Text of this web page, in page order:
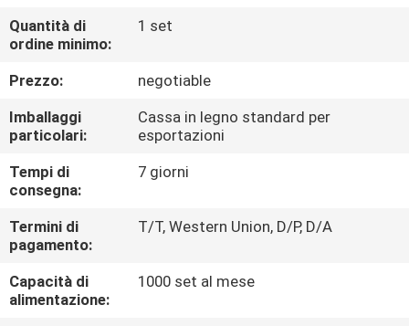
CONTROLLO
DI
QUALITÀ
CONTATTICI
RICHIEDA
UNA
CITAZIONE
Quantità di
ordine minimo:
1 set
Prezzo:
negotiable
Imballaggi
particolari:
Cassa in legno standard per
esportazioni
Tempi di
consegna:
7 giorni
Termini di
pagamento:
T/T, Western Union, D/P, D/A
Capacità di
alimentazione:
1000 set al mese